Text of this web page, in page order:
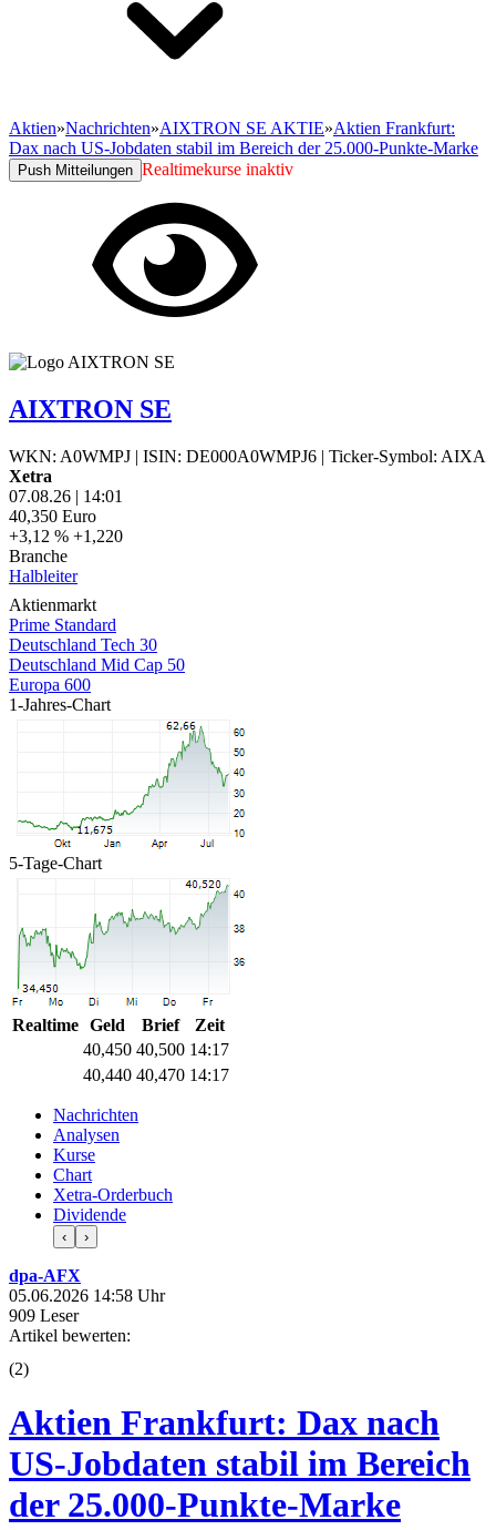
Aktien»Nachrichten»AIXTRON SE AKTIE»Aktien Frankfurt:
Dax nach US-Jobdaten stabil im Bereich der 25.000-Punkte-Marke
Push Mitteilungen Realtimekurse inaktiv
AIXTRON SE
WKN: A0WMPJ | ISIN: DE000A0WMPJ6 | Ticker-Symbol: AIXA
Xetra
07.08.26 | 14:01
40,350 Euro
+3,12 % +1,220
Branche
Halbleiter
Aktienmarkt
Prime Standard
Deutschland Tech 30
Deutschland Mid Cap 50
Europa 600
1-Jahres-Chart
5-Tage-Chart
Realtime Geld Brief
Zeit
40,450 40,500 14:17
40,440 40,470 14:17
Nachrichten
Analysen
Kurse
Chart
Xetra-Orderbuch
Dividende
‹ ›
dpa-AFX
05.06.2026 14:58 Uhr
909 Leser
Artikel bewerten:
(2)
Aktien Frankfurt: Dax nach
US-Jobdaten stabil im Bereich
der 25.000-Punkte-Marke